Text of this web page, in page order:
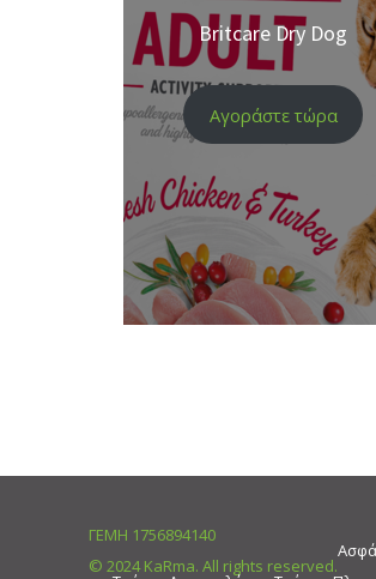
Britcare Dry Dog
Αγοράστε τώρα
ΓΕΜΗ 1756894140
© 2024 KaRma. All rights reserved.